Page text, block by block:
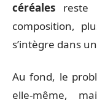
céréales reste
composition,
s’intègre dans
Au fond, le
elle-même,